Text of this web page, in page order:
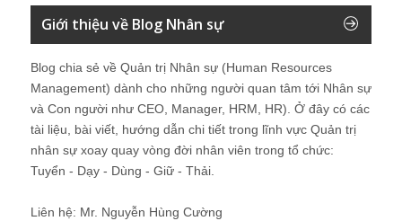
Giới thiệu về Blog Nhân sự
Blog chia sẻ về Quản trị Nhân sự (Human Resources
Management) dành cho những người quan tâm tới Nhân sự
và Con người như CEO, Manager, HRM, HR). Ở đây có các
tài liệu, bài viết, hướng dẫn chi tiết trong lĩnh vực Quản trị
nhân sự xoay quay vòng đời nhân viên trong tổ chức:
Tuyển - Dạy - Dùng - Giữ - Thải.
Liên hệ: Mr. Nguyễn Hùng Cường